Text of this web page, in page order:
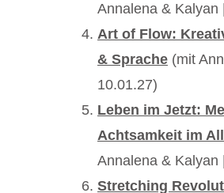
Annalena & Kalyan
Art of Flow:
& Sprache (mit
10.01.27)
Leben im Jetzt:
Achtsamkeit im
Annalena & Kalyan
Stretching